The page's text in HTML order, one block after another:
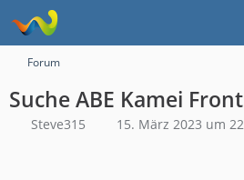
Forum
Suche ABE Kamei
Steve315 15. März 2023 um